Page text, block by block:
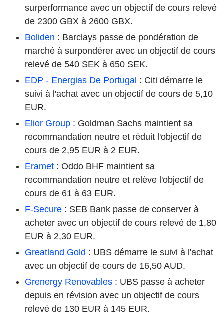
surperformance avec un objectif de cours relevé
de 2300 GBX à 2600 GBX.
Boliden : Barclays passe de pondération de
marché à surpondérer avec un objectif de cours
relevé de 540 SEK à 650 SEK.
EDP - Energias De Portugal : Citi démarre le
suivi à l'achat avec un objectif de cours de 5,10
EUR.
Elior Group : Goldman Sachs maintient sa
recommandation neutre et réduit l'objectif de
cours de 2,95 EUR à 2 EUR.
Eramet : Oddo BHF maintient sa
recommandation neutre et relève l'objectif de
cours de 61 à 63 EUR.
F-Secure : SEB Bank passe de conserver à
acheter avec un objectif de cours relevé de 1,80
EUR à 2,30 EUR.
Greatland Gold : UBS démarre le suivi à l'achat
avec un objectif de cours de 16,50 AUD.
Grenergy Renovables : UBS passe à acheter
depuis en révision avec un objectif de cours
relevé de 130 EUR à 145 EUR.